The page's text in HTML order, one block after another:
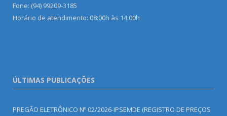
Fone: (94) 99209-3185
Horário de atendimento: 08:00h às 14:00h
ÚLTIMAS PUBLICAÇÕES
PREGÃO ELETRÔNICO Nº 02/2026-IPSEMDE (REGISTRO DE PREÇOS